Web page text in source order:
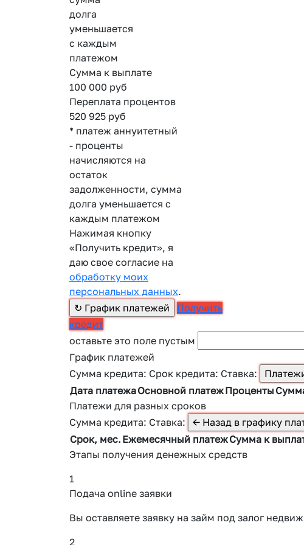
долга
уменьшается
с каждым
платежом
Сумма к выплате
100 000 руб
Переплата процентов
520 925 руб
* платеж аннуитетный
- проценты
начисляются на
остаток
задолженности, сумма
долга уменьшается с
каждым платежом
Нажимая кнопку
«Получить кредит», я
даю свое согласие на
обработку моих
персональных данных.
Получить
кредит
оставьте это поле пустым
График платежей
Сумма кредита: Срок кредита: Ставка:
Дата платежаОсновной платежПроценты
Платежи для разных сроков
Сумма кредита: Ставка:
Срок, мес.Ежемесячный платежСумма к
Этапы получения денежных средств
1
Подача online заявки
Вы оставляете заявку на займ под залог
2